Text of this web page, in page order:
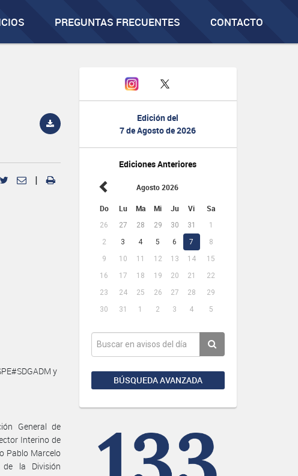
PREGUNTAS FRECUENTES CONTACTO
Edición del
7 de Agosto de 2026
Ediciones Anteriores
Agosto 2026
Do Lu Ma Mi Ju Vi Sa
26 27 28 29 30 31
1
2
3 4 5 6 7
8
9
10 11 12 13 14
15
16
17 18 19 20 21
22
23
24 25 26 27 28
29
30
31 1 2 3 4 5
BÚSQUEDA AVANZADA
|
y
General de
Interino de
Pablo Marcelo
de la División